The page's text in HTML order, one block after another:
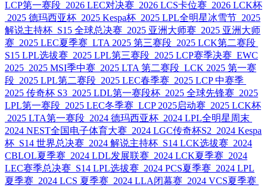
LCP第一赛段 2026 LEC对决赛 2026 LCS卡位赛 2026 LCK杯
2025 德玛西亚杯 2025 Kespa杯 2025 LPL全明星冰雪节 2025
解说主持杯 S15 全球总决赛 2025 亚洲大师赛 2025 亚洲大师
赛 2025 LEC夏季赛 LTA 2025 第三赛段 2025 LCK第二赛段
S15 LPL选拔赛 2025 LPL第三赛段 2025 LCP赛季决赛 EWC
2025 2025 MSI季中赛 2025 LTA 第二赛段 LCK 2025 第一赛
段 2025 LPL第二赛段 2025 LEC春季赛 2025 LCP 中赛季
2025 传奇杯 S3 2025 LDL第一赛段杯 2025 全球先锋赛 2025
LPL第一赛段 2025 LEC冬季赛 LCP 2025启动赛 2025 LCK杯
2025 LTA第一赛段 2024 德玛西亚杯 2024 LPL全明星周末
2024 NEST全国电子体育大赛 2024 LGC传奇杯S2 2024 Kespa
杯 S14 世界总决赛 2024 解说主持杯 S14 LCK选拔赛 2024
CBLOL夏季赛 2024 LDL发展联赛 2024 LCK夏季赛 2024
LEC赛季总决赛 S14 LPL选拔赛 2024 PCS夏季赛 2024 LPL
夏季赛 2024 LCS 夏季赛 2024 LLA闭幕赛 2024 VCS夏季赛